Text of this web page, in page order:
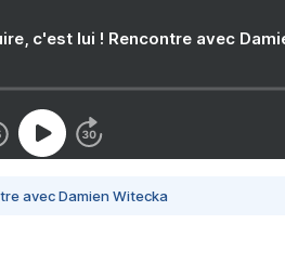
c'est lui ! Rencontre avec
avec Damien Witecka